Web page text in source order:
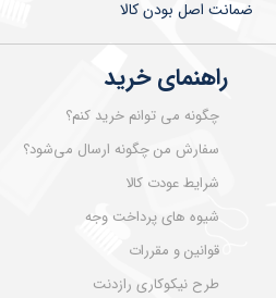
راهنمای خرید
چگونه می توانم خرید کنم؟
سفارش من چگونه ارسال می‌شود؟
شرایط عودت کالا
شیوه های پرداخت وجه
قوانین و مقررات
طرح نیکوکاری رازدنت
ضمانت اصل بودن کالا